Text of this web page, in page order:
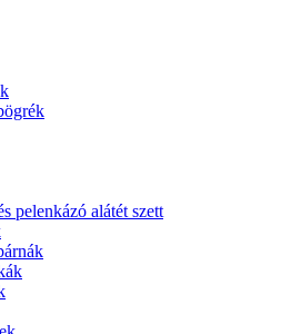
pelenkázó alátét szett